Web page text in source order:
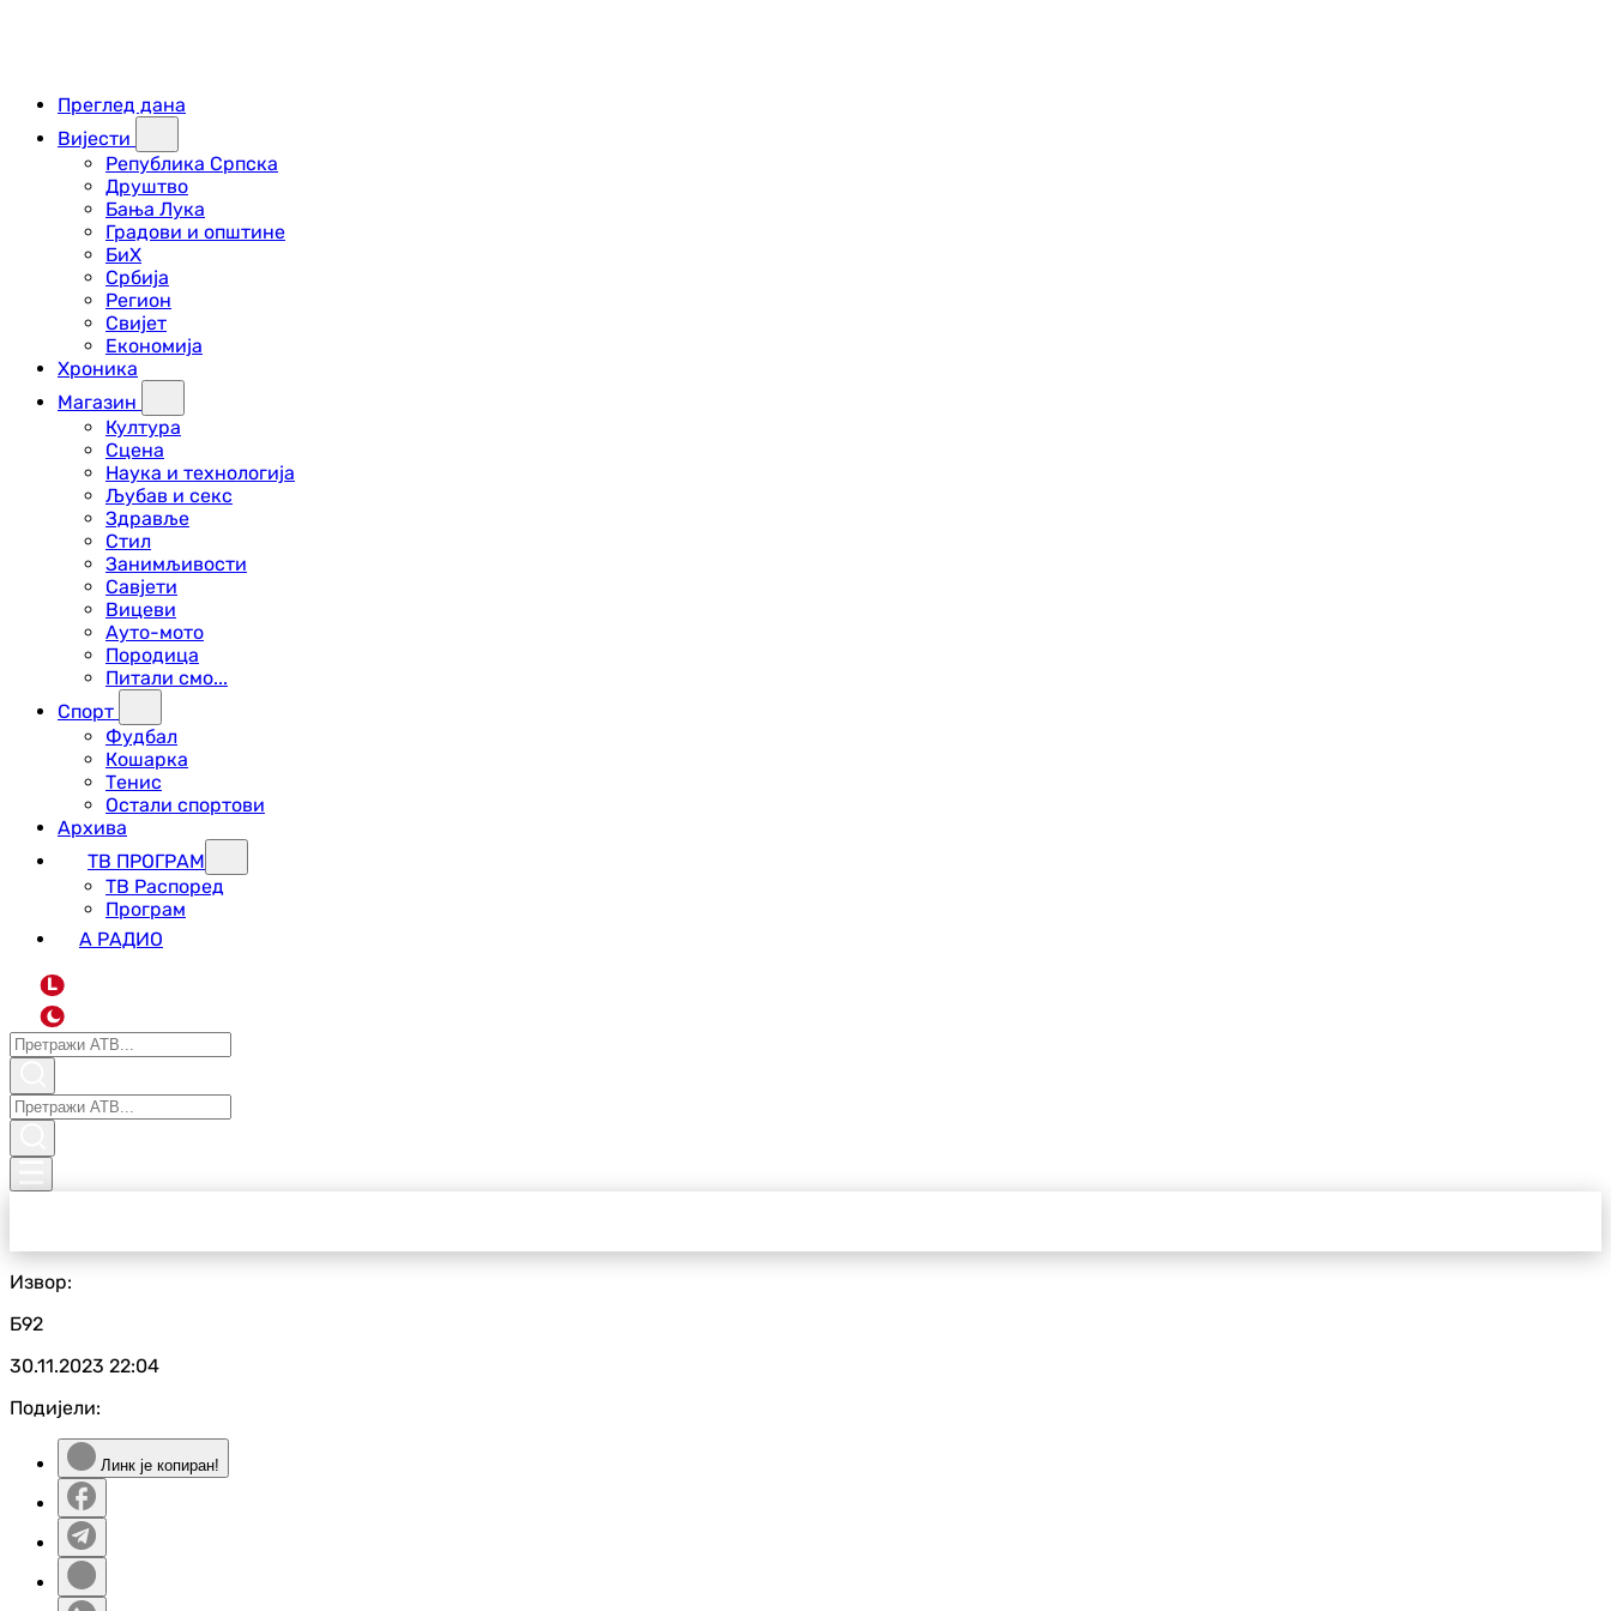
Преглед дана
Вијести
Република Српска
Друштво
Бања Лука
Градови и општине
БиХ
Србија
Регион
Свијет
Економија
Хроника
Магазин
Култура
Сцена
Наука и технологија
Љубав и секс
Здравље
Стил
Занимљивости
Савјети
Вицеви
Ауто-мото
Породица
Питали смо...
Спорт
Фудбал
Кошарка
Тенис
Остали спортови
Архива
ТВ ПРОГРАМ
ТВ Распоред
Програм
А РАДИО
L
Извор:
Б92
30.11.2023 22:04
Подијели:
Линк је копиран!